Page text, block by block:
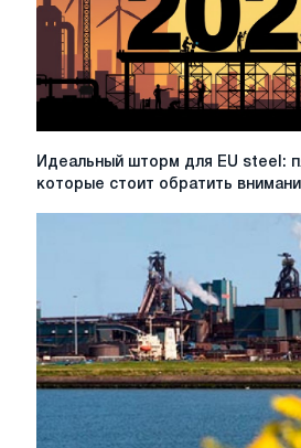
регулирование,
затраты
региональные
различия
Идеальный
шторм
на
которые
стоит
обратить
Идеальный шторм для EU steel:
которые стоит обратить